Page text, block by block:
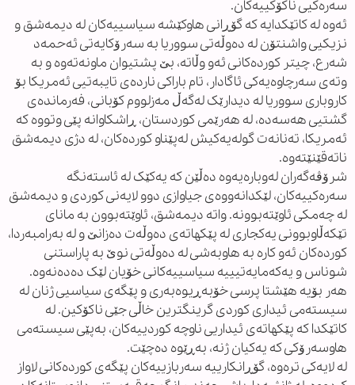
سەرەکیی ناکۆکییەکان.
ئەوە لە کاتێکدایە کە گۆڕانی هاوکێشە سیاسییەکان لە دیمەشق و
نزیکیی واشنتۆن لە دەوڵەتی سووریا بە سەرۆکایەتی ئەحمەد
شەرع، چیتر کوردەکانی ئەو وڵاتە، بێ پشتیوان ماونەتەوە و بە
وتەی سەرچاوەیەکی ئاگادار، تام باراکی ناردەی تایبەتیی ئەمریکا بۆ
کاروباری سووریا لە دیدارێک لەگەڵ مەزلووم کۆبانی، فەرماندەی
گشتیی هەسەدە، لە هەرێمی کوردستان، ڕاشکاوانە پێی وتووە کە
ئەمریکا، تەنانەت گولەیەکیش لەپێناو کوردەکان، لە دژی دیمەشق
ناتەقێنێتەوە.
شرۆڤەگەران لەوبارەیەوە دەڵێن کە یەکێک لە ئاستەنگە
سەرەکییەکان، لێکدانەووەی جیاوازی دوو لایەنی کوردی و دیمەشق
لە چەمکی ئاوێتەبوونە. واتە دیمەشق، ئاوێتەبوون بە مانای
تێکەڵاوبوونی یەکجاری لە پێکهاتەی دەوڵەت دەزانێ و لە بەرامبەردا،
کوردەکان ئەو کارە بە هاوبەشی لە دەوڵەتی نوێ بە پاراستنی
شوناس و یەکەمایەتیییە سیاسییەکانی خۆیان لێک دەدەنەوە.
هەر بۆیە هێشتا پرسی خۆبەڕیوەبەری و پێگەی سیاسیی ژنان لە
سیستەمی ئیداری کوردی گرینگترین خاڵی جێی ناکۆکین. لە
کاتێکدا کە پێکهاتەی ئیداریی ناوچە کوردییەکان، بەپێی سیستەمی
هاوسەرۆکی کە یەکیان ژنە، بەڕێوە دەچێت.
لە لایەکی ترەوە، گۆڕانکارییە سەربازییەکان پێگەی کوردەکانی لاواز